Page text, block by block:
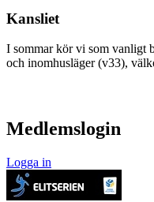
Kansliet
I sommar kör vi som vanligt
och inomhusläger (v33),
Medlemslogin
Logga in